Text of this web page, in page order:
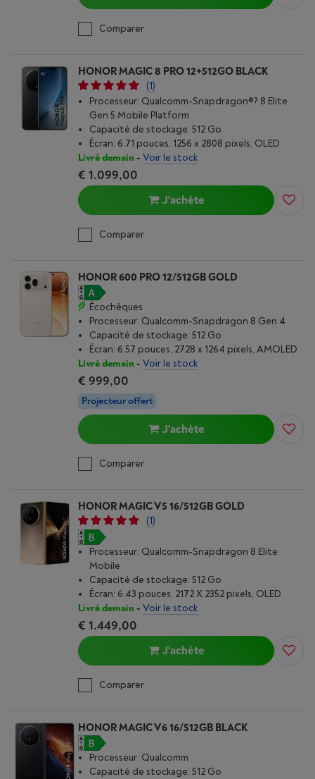
Comparer
HONOR MAGIC 8 PRO 12+512GO BLACK
(1)
Processeur: Qualcomm-Snapdragon®? 8 Elite
Gen 5 Mobile Platform
Capacité de stockage: 512 Go
Écran: 6.71 pouces, 1256 x 2808 pixels, OLED
Livré demain - Voir le stock
€ 1.099,00
J'achète
Comparer
HONOR 600 PRO 12/512GB GOLD
Écochèques
Processeur: Qualcomm-Snapdragon 8 Gen 4
Capacité de stockage: 512 Go
Écran: 6.57 pouces, 2728 x 1264 pixels, AMOLED
Livré demain - Voir le stock
€ 999,00
Projecteur offert
J'achète
Comparer
HONOR MAGIC V5 16/512GB GOLD
(1)
Processeur: Qualcomm-Snapdragon 8 Elite
Mobile
Capacité de stockage: 512 Go
Écran: 6.43 pouces, 2172 X 2352 pixels, OLED
Livré demain - Voir le stock
€ 1.449,00
J'achète
Comparer
HONOR MAGIC V6 16/512GB BLACK
Processeur: Qualcomm
Capacité de stockage: 512 Go